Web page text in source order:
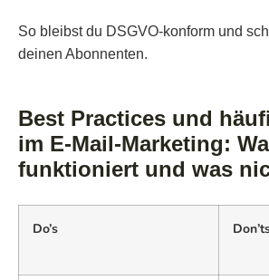
So bleibst du DSGVO-konform und
deinen Abonnenten.
Best Practices und
im E-Mail-Marketing:
funktioniert und was
Do’s